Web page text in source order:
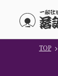
TOP